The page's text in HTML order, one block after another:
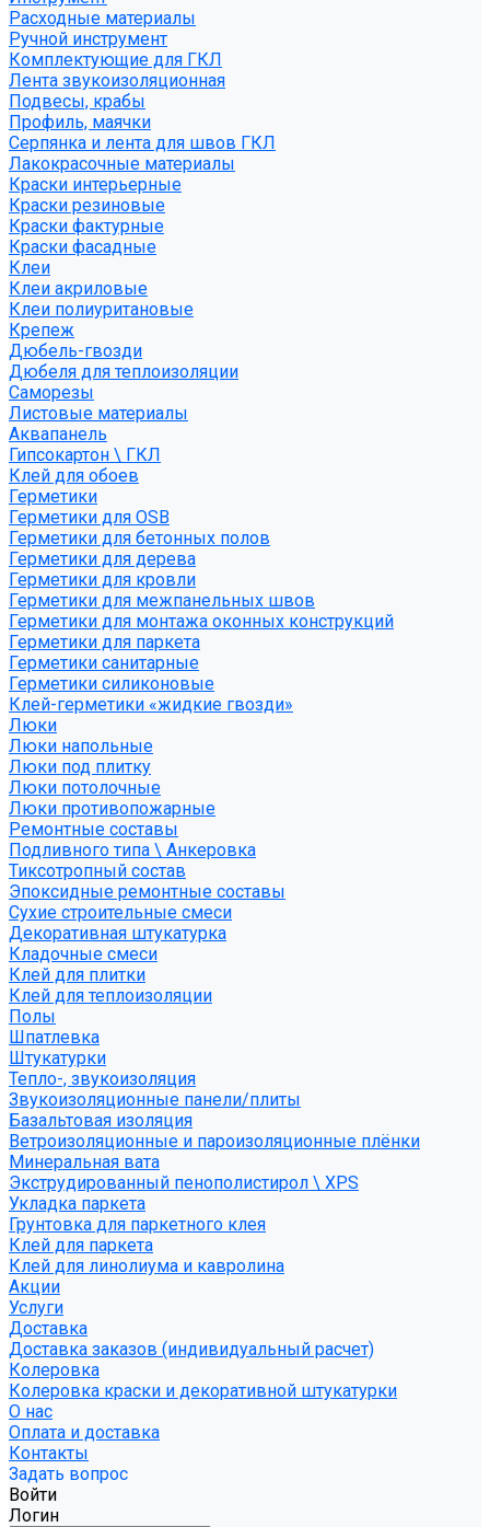
Расходные материалы
Ручной инструмент
Комплектующие для ГКЛ
Лента звукоизоляционная
Подвесы, крабы
Профиль, маячки
Серпянка и лента для швов ГКЛ
Лакокрасочные материалы
Краски интерьерные
Краски резиновые
Краски фактурные
Краски фасадные
Клеи
Клеи акриловые
Клеи полиуритановые
Крепеж
Дюбель-гвозди
Дюбеля для теплоизоляции
Саморезы
Листовые материалы
Аквапанель
Гипсокартон \ ГКЛ
Клей для обоев
Герметики
Герметики для OSB
Герметики для бетонных полов
Герметики для дерева
Герметики для кровли
Герметики для межпанельных швов
Герметики для монтажа оконных конструкций
Герметики для паркета
Герметики санитарные
Герметики силиконовые
Клей-герметики «жидкие гвозди»
Люки
Люки напольные
Люки под плитку
Люки потолочные
Люки противопожарные
Ремонтные составы
Подливного типа \ Анкеровка
Тиксотропный состав
Эпоксидные ремонтные составы
Сухие строительные смеси
Декоративная штукатурка
Кладочные смеси
Клей для плитки
Клей для теплоизоляции
Полы
Шпатлевка
Штукатурки
Тепло-, звукоизоляция
Звукоизоляционные панели/плиты
Базальтовая изоляция
Ветроизоляционные и пароизоляционные плёнки
Минеральная вата
Экструдированный пенополистирол \ XPS
Укладка паркета
Грунтовка для паркетного клея
Клей для паркета
Клей для линолиума и кавролина
Акции
Услуги
Доставка
Доставка заказов (индивидуальный расчет)
Колеровка
Колеровка краски и декоративной штукатурки
О нас
Оплата и доставка
Контакты
Задать вопрос
Войти
Логин